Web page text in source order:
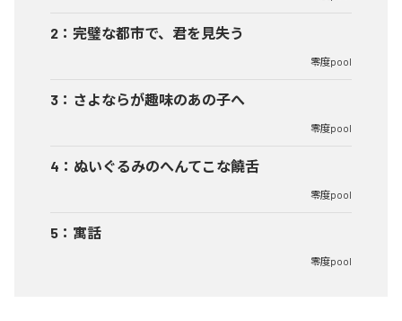
2 ： 完璧な都市で、君を見失う
零度pool
3 ： さよならが趣味のあの子へ
零度pool
4 ： ぬいぐるみのへんてこな饒舌
零度pool
5 ： 寓話
零度pool